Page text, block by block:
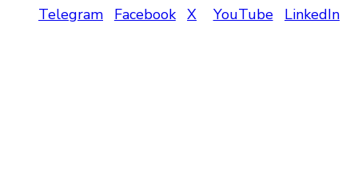
Telegram Facebook X YouTube LinkedIn